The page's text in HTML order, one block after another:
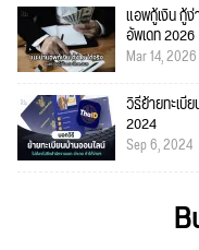
แอพกู้เงิน กู้
อัพเดท 2026
Mar 14, 2026
วิธีย้ายทะเบี
2024
Sep 6, 2024